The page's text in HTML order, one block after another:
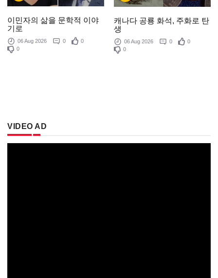
이민자의 삶을 문학적 이야
기로
06 Aug 2026 0
0
0
캐나다 공룡 화석, 주화로 탄
생
06 Aug 2026 0
0
0
VIDEO AD